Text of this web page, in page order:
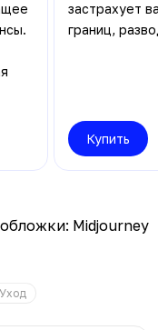
застрахует
границ,
Купить
Midjourney
Уход